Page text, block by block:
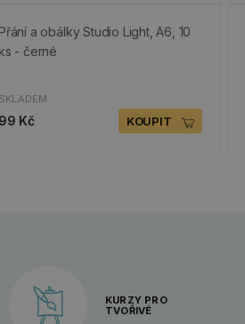
Přání a obálky Studio Light, A6, 10
ks - černé
SKLADEM
99 Kč KOUPIT
KURZY PRO
TVOŘIVÉ